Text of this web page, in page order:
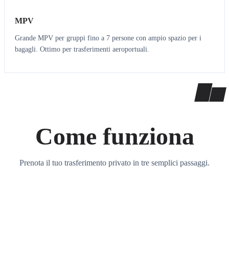
MPV
Grande MPV per gruppi fino a 7 persone con ampio spazio per i
bagagli. Ottimo per trasferimenti aeroportuali.
Come funziona
Prenota il tuo trasferimento privato in tre semplici passaggi.